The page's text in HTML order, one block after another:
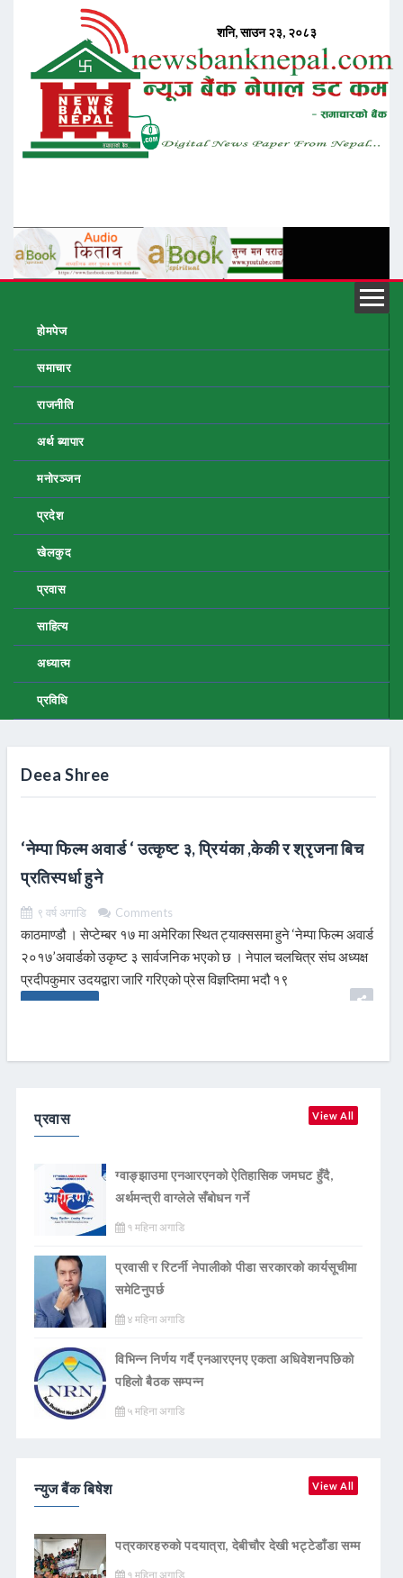
होमपेज
समाचार
राजनीति
अर्थ ब्यापार
मनोरञ्जन
प्रदेश
खेलकुद
प्रवास
साहित्य
अध्यात्म
प्रविधि
Deea Shree
‘नेम्पा फिल्म अवार्ड ‘ उत्कृष्ट ३, प्रियंका ,केकी र श्रृजना बिच
प्रतिस्पर्धा हुने
९ वर्ष अगाडि Comments
काठमाण्डौ । सेप्टेम्बर १७ मा अमेरिका स्थित ट्याक्ससमा हुने ‘नेम्पा फिल्म अवार्ड
२०१७’अवार्डको उकृष्ट ३ सार्वजनिक भएको छ । नेपाल चलचित्र संघ अध्यक्ष
प्रदीपकुमार उदयद्वारा जारि गरिएको प्रेस विज्ञप्तिमा भदौ १९
READ MORE
प्रवास View All
ग्वाङ्झाउमा एनआरएनको ऐतिहासिक जमघट हुँदै,
अर्थमन्त्री वाग्लेले सँबोधन गर्ने
१ महिना अगाडि
प्रवासी र रिटर्नी नेपालीको पीडा सरकारको कार्यसूचीमा
समेटिनुपर्छ
४ महिना अगाडि
विभिन्न निर्णय गर्दै एनआरएनए एकता अधिवेशनपछिको
पहिलो बैठक सम्पन्न
५ महिना अगाडि
न्युज बैंक बिषेश View All
पत्रकारहरुको पदयात्रा, देबीचौर देखी भट्टेडाँडा सम्म
१ महिना अगाडि